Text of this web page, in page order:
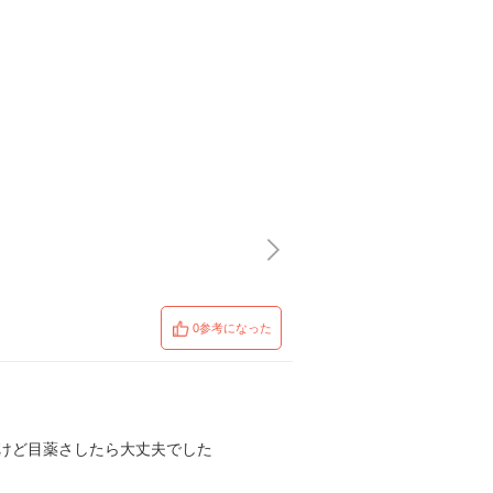
0参考になった
ど目薬さしたら大丈夫でした